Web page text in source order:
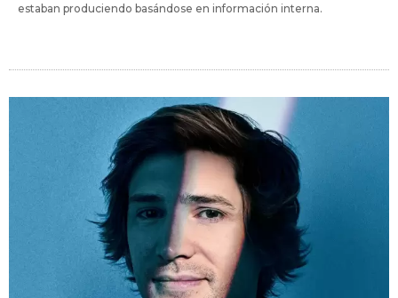
estaban produciendo basándose en información interna.